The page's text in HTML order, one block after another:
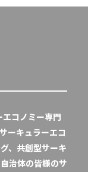
コノミー専門
ーキュラーエコ
、共創型サーキ
治体の皆様のサ